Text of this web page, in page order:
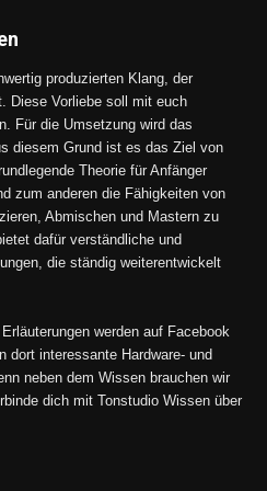
produzierten Klang, der
Diese Vorliebe soll mit euch
Für die Umsetzung wird das
diesem Grund ist es das Ziel von
Theorie für Anfänger
zum anderen die Fähigkeiten von
Abmischen und Mastern zu
dafür verständliche und
die ständig weiterentwickelt
werden auf Facebook
dort interessante Hardware- und
neben dem Wissen brauchen wir
dich mit Tonstudio Wissen über